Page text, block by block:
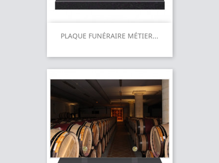
PLAQUE FUNÉRAIRE MÉTIER...